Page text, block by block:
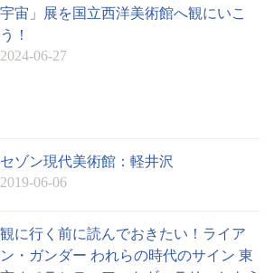
宇宙」展を国立西洋美術館へ観にいこ
う！
2024-06-27
セゾン現代美術館：軽井沢
2019-06-06
観に行く前に読んでおきたい！ライア
ン・ガンダー われらの時代のサイン 東